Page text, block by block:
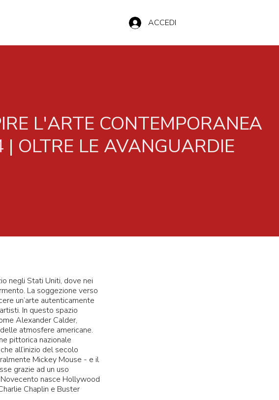
ACCEDI
L'ARTE CONTEMPORANEA
| OLTRE LE AVANGUARDIE
negli Stati Uniti, dove nei
La soggezione verso
un’arte autenticamente
In questo spazio
Alexander Calder,
atmosfere americane.
pittorica nazionale
all’inizio del secolo
Mickey Mouse - e il
grazie ad un uso
nasce Hollywood
Chaplin e Buster